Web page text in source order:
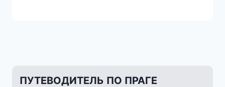
ПУТЕВОДИТЕЛЬ ПО ПРАГЕ